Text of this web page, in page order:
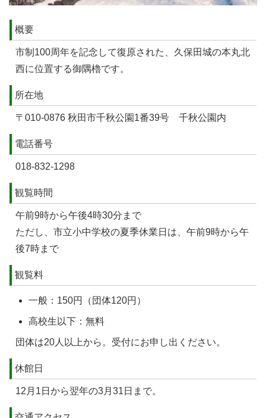
概要
市制100周年を記念して復原された、久保田城の本丸北
西に位置する御隅櫓です。
所在地
〒010-0876 秋田市千秋公園1番39号 千秋公園内
電話番号
018-832-1298
観覧時間
午前9時から午後4時30分まで
ただし、市立小中学校の夏季休業日は、午前9時から午
後7時まで
観覧料
一般：150円（団体120円）
高校生以下：無料
団体は20人以上から。受付にお申し出ください。
休館日
12月1日から翌年の3月31日まで。